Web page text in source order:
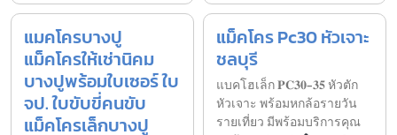
แมคโครบางปู
แม็คโครให้เช่านิคม
บางปูพร้อมใบเซอร์ ใบ
จป. ใบขับขี่คนขับ
แม็คโครเล็กบางปู
แม็คโคร Pc30 หัวเจาะ
ชลบุรี
แบคโฮเล็ก 𝐏𝐂𝟑𝟎-𝟑𝟓 หัวตัก
หัวเจาะ พร้อมหกล้อรายวัน
รายเที่ยว มีพร้อมบริการคุณ